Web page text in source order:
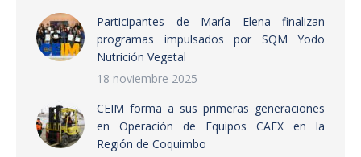
Participantes de María Elena finalizan
programas impulsados por SQM Yodo
Nutrición Vegetal
18 noviembre 2025
CEIM forma a sus primeras generaciones
en Operación de Equipos CAEX en la
Región de Coquimbo